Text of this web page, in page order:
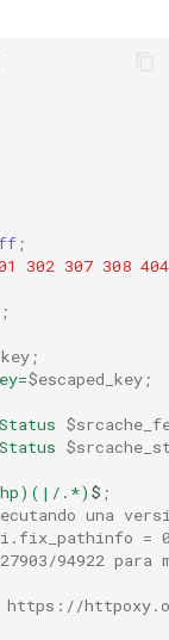
;
302 307 308 404
;
;
$escaped_key;
.*) $ ;
una
=
94922 para
https://